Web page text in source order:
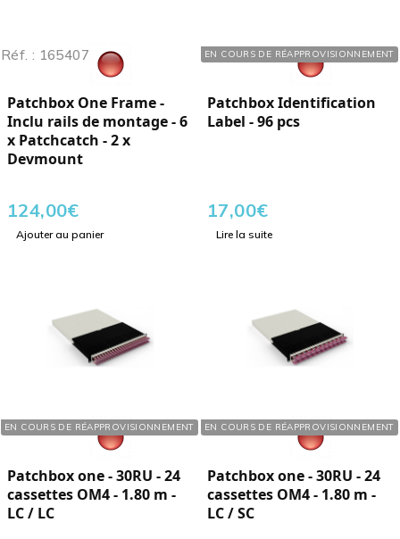
Réf. : 165407
Patchbox One Frame -
Inclu rails de montage - 6
x Patchcatch - 2 x
Devmount
124,00€
Ajouter au panier
EN COURS DE RÉAPPROVISIONNEMENT
Réf. : 165442
Patchbox Identification
Label - 96 pcs
17,00€
Lire la suite
EN COURS DE RÉAPPROVISIONNEMENT
Réf. : 165629
Patchbox one - 30RU - 24
cassettes OM4 - 1.80 m -
LC / LC
EN COURS DE RÉAPPROVISIONNEMENT
Réf. : 165601
Patchbox one - 30RU - 24
cassettes OM4 - 1.80 m -
LC / SC